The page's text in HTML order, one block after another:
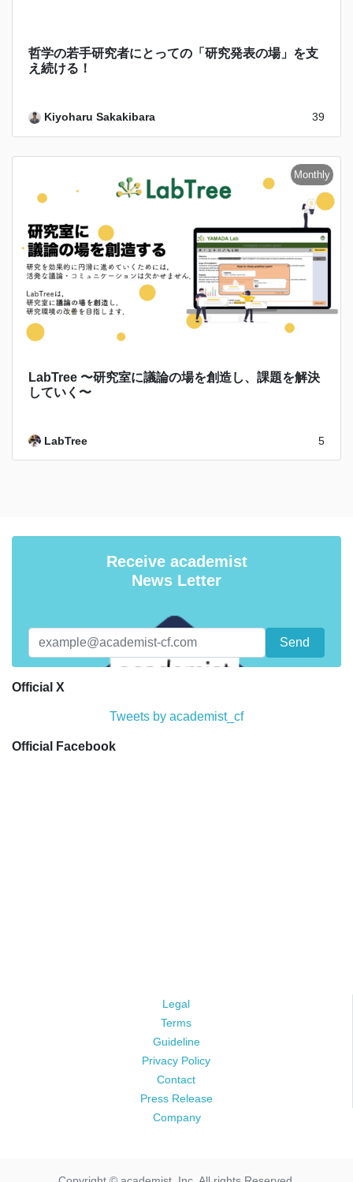
哲学の若手研究者にとっての「研究発表の場」を支
え続ける！
Kiyoharu Sakakibara 39
LabTree 〜研究室に議論の場を創造し、課題を解決
していく〜
LabTree 5
Receive academist
News Letter
Official X
Tweets by academist_cf
Official Facebook
Legal
Terms
Guideline
Privacy Policy
Contact
Press Release
Company